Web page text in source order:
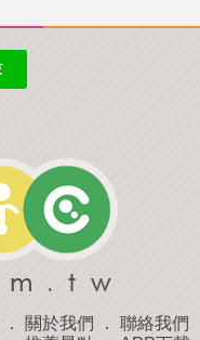
． 關於我們 ． 聯絡我們